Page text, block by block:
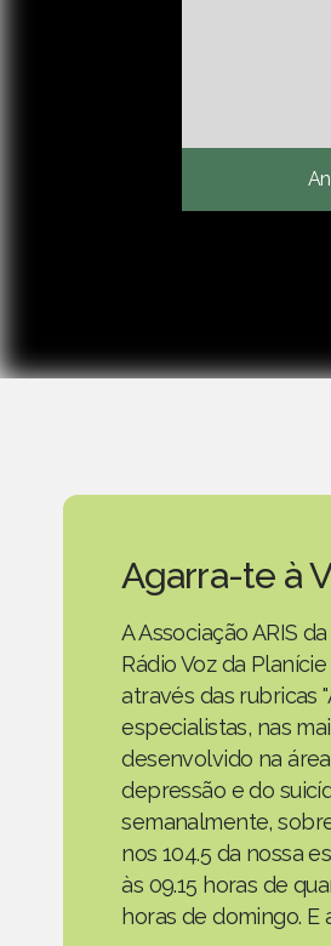
Agarra-te à
A Associação ARIS
Rádio Voz da
através das rubricas
especialistas, nas
desenvolvido na
depressão e do
semanalmente,
nos 104.5 da nossa
às 09.15 horas de
horas de domingo.